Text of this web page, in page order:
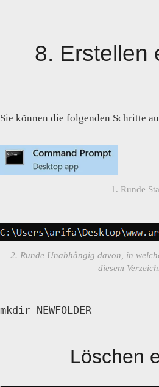
8. Erstellen
Sie können die folgenden Schritte
1. Runde
2. Runde Unabhängig davon, in
diesem
mkdir NEWFOLDER
Löschen